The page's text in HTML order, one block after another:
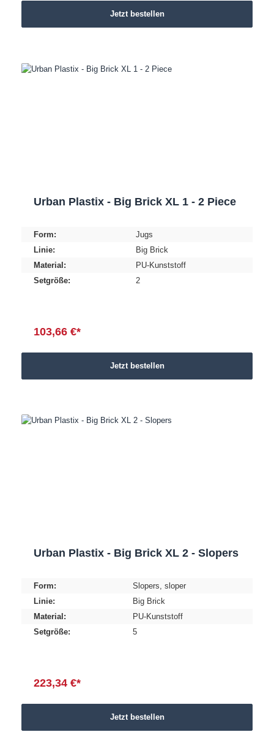
Jetzt bestellen
Urban Plastix - Big Brick XL 1 - 2 Piece
Form:
Jugs
Linie:
Big Brick
Material:
PU-Kunststoff
Setgröße:
2
103,66 €*
Jetzt bestellen
Urban Plastix - Big Brick XL 2 - Slopers
Form: Slopers, sloper
Linie:
Big Brick
Material:
PU-Kunststoff
Setgröße:
5
223,34 €*
Jetzt bestellen